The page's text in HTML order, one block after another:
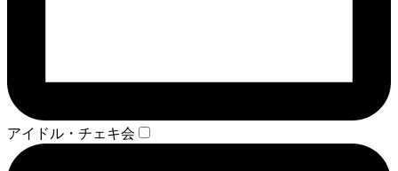
アイドル・チェキ会